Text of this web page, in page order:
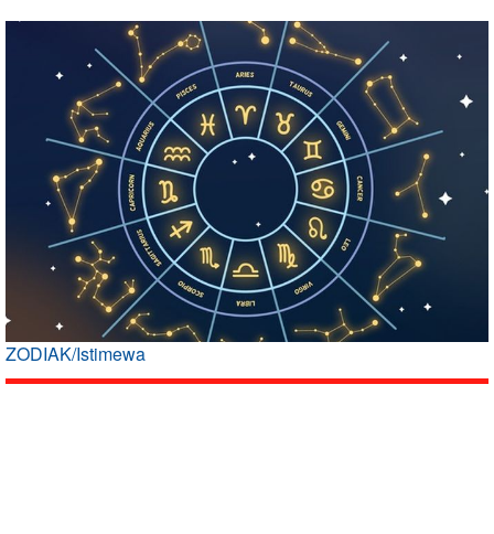
ZODIAK/Istimewa